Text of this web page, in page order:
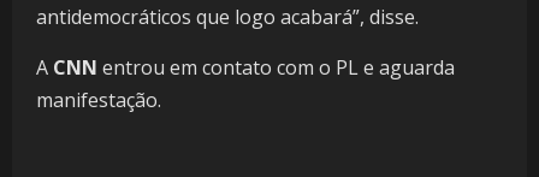
antidemocráticos que logo acabará”, disse.
A CNN entrou em contato com o PL e aguarda
manifestação.